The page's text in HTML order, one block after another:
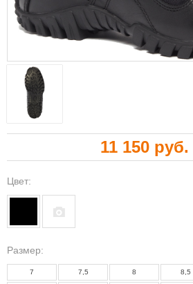
11 150 руб.
Цвет:
Paзмер:
7 7,5 8 8,5